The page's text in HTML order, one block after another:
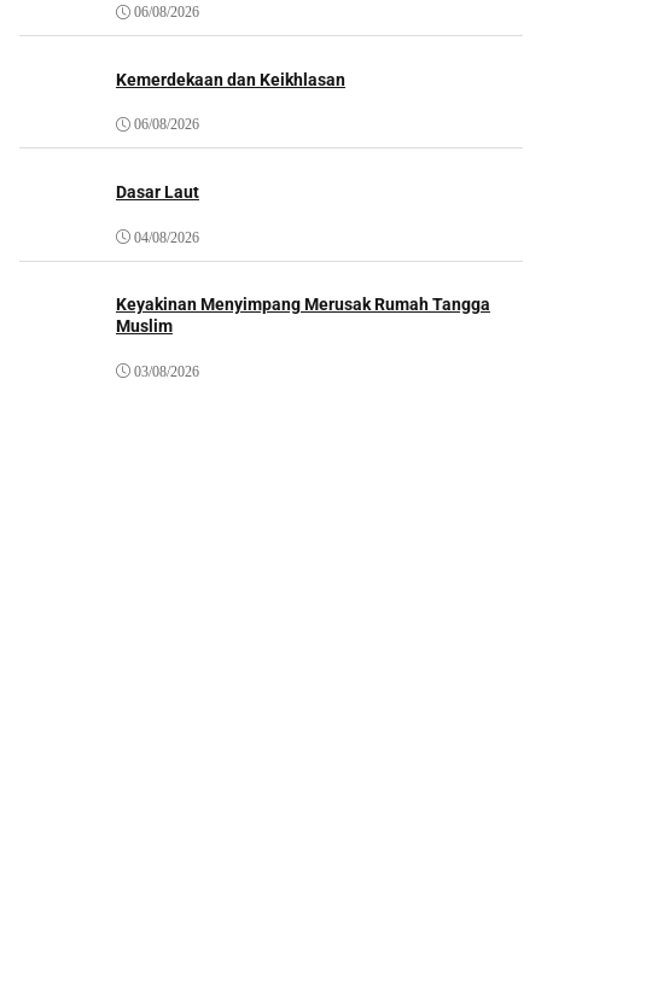
06/08/2026
Kemerdekaan dan Keikhlasan
06/08/2026
Dasar Laut
04/08/2026
Keyakinan Menyimpang Merusak Rumah Tangga
Muslim
03/08/2026